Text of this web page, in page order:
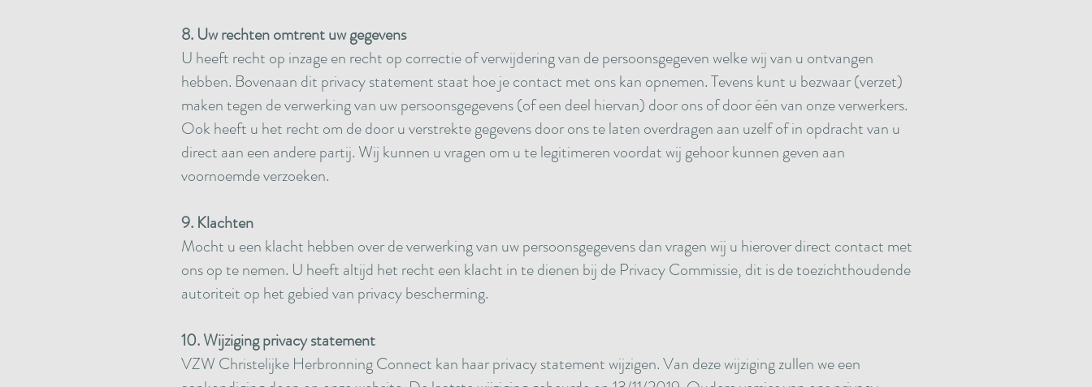
8. Uw rechten omtrent uw gegevens
U heeft recht op inzage en recht op correctie of verwijdering van de persoonsgegeven welke wij van u ontvangen
hebben. Bovenaan dit privacy statement staat hoe je contact met ons kan opnemen. Tevens kunt u bezwaar (verzet)
maken tegen de verwerking van uw persoonsgegevens (of een deel hiervan) door ons of door één van onze verwerkers.
Ook heeft u het recht om de door u verstrekte gegevens door ons te laten overdragen aan uzelf of in opdracht van u
direct aan een andere partij. Wij kunnen u vragen om u te legitimeren voordat wij gehoor kunnen geven aan
voornoemde verzoeken.
9. Klachten
Mocht u een klacht hebben over de verwerking van uw persoonsgegevens dan vragen wij u hierover direct contact met
ons op te nemen. U heeft altijd het recht een klacht in te dienen bij de Privacy Commissie, dit is de toezichthoudende
autoriteit op het gebied van privacy bescherming.
10. Wijziging privacy statement
VZW Christelijke Herbronning Connect kan haar privacy statement wijzigen. Van deze wijziging zullen we een